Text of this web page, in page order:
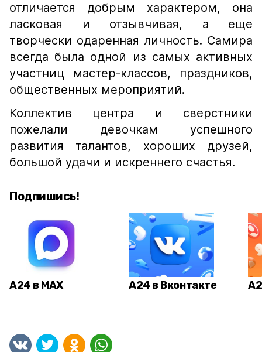
отличается добрым характером, она
ласковая и отзывчивая, а еще
творчески одаренная личность. Самира
всегда была одной из самых активных
участниц мастер-классов, праздников,
общественных мероприятий.
Коллектив центра и сверстники
пожелали девочкам успешного
развития талантов, хороших друзей,
большой удачи и искреннего счастья.
Подпишись!
А24 в MAX А24 в Вконтакте